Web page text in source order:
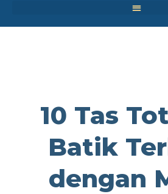
10 Tas
Batik
dengan